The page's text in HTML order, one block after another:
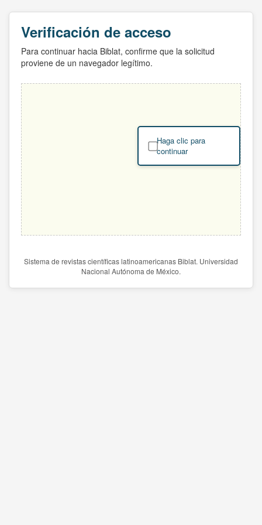
Verificación de acceso
Para continuar hacia Biblat, confirme que la solicitud
proviene de un navegador legítimo.
Haga clic para
continuar
Sistema de revistas científicas latinoamericanas Biblat. Universidad
Nacional Autónoma de México.